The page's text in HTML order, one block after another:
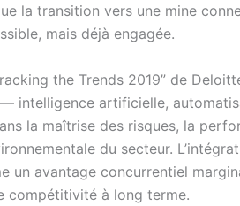
la transition vers une mine
mais déjà engagée.
the Trends 2019” de
intelligence artificielle,
la maîtrise des risques, la
du secteur.
un avantage concurrentiel
compétitivité à long terme.